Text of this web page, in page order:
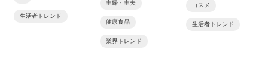
生活者トレンド
主婦・主夫
健康食品
業界トレンド
コスメ
生活者トレンド